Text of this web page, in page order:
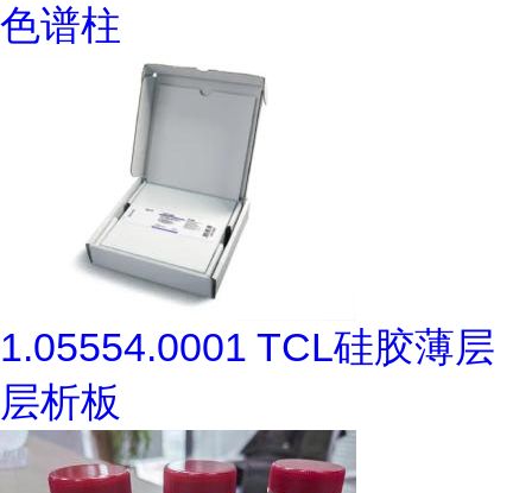
色谱柱
1.05554.0001 TCL硅胶薄层
层析板